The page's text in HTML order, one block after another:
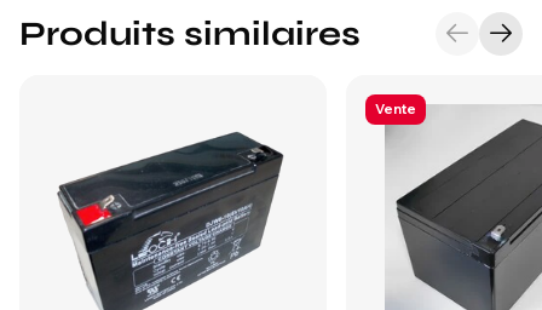
Produits similaires
Vente